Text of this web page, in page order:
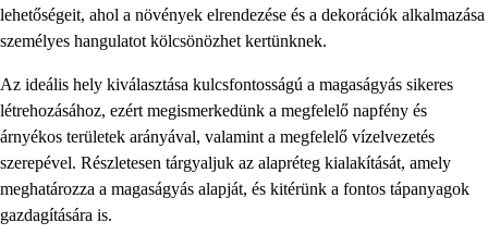
lehetőségeit, ahol a növények elrendezése és a dekorációk alkalmazása
személyes hangulatot kölcsönözhet kertünknek.
Az ideális hely kiválasztása kulcsfontosságú a magaságyás sikeres
létrehozásához, ezért megismerkedünk a megfelelő napfény és
árnyékos területek arányával, valamint a megfelelő vízelvezetés
szerepével. Részletesen tárgyaljuk az alapréteg kialakítását, amely
meghatározza a magaságyás alapját, és kitérünk a fontos tápanyagok
gazdagítására is.